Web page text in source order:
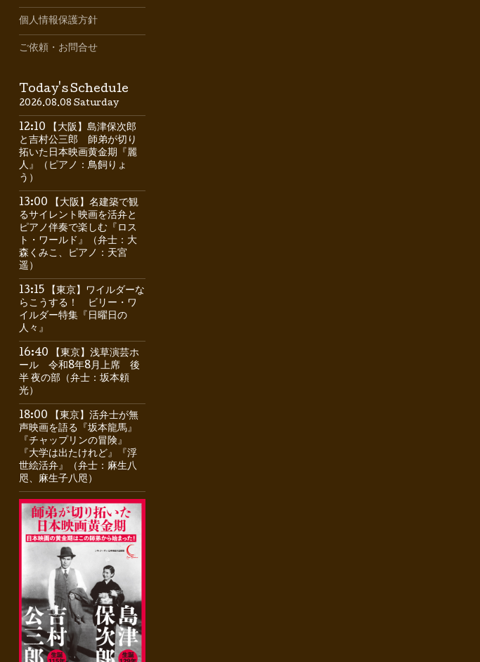
個人情報保護方針
ご依頼・お問合せ
Today's Schedule
2026.08.08 Saturday
12:10 【大阪】島津保次郎
と吉村公三郎 師弟が切り
拓いた日本映画黄金期『麗
人』（ピアノ：鳥飼りょ
う）
13:00 【大阪】名建築で観
るサイレント映画を活弁と
ピアノ伴奏で楽しむ『ロス
ト・ワールド』（弁士：大
森くみこ、ピアノ：天宮
遥）
13:15 【東京】ワイルダーな
らこうする！ ビリー・ワ
イルダー特集『日曜日の
人々』
16:40 【東京】浅草演芸ホ
ール 令和8年8月上席 後
半 夜の部（弁士：坂本頼
光）
18:00 【東京】活弁士が無
声映画を語る『坂本龍馬』
『チャップリンの冒険』
『大学は出たけれど』『浮
世絵活弁』（弁士：麻生八
咫、麻生子八咫）